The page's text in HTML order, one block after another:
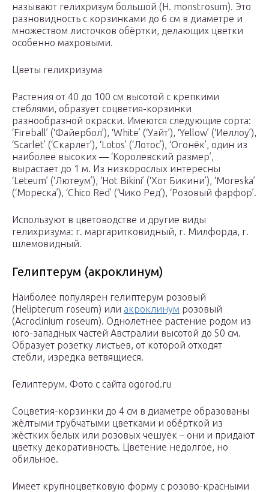
называют гелихризум большой (Н. monstrosum). Это
разновидность с корзинками до 6 см в диаметре и
множеством листочков обёртки, делающих цветки
особенно махровыми.
Цветы гелихризума
Растения от 40 до 100 см высотой с крепкими
стеблями, образует соцветия-корзинки
разнообразной окраски. Имеются следующие сорта:
‘Fireball’ (‘Файербол’), ‘White’ (‘Уайт’), ‘Yellow’ (‘Иеллоу’),
‘Scarlet’ (‘Скарлет’), ‘Lotos’ (‘Лотос’), ‘Огонёк’, один из
наиболее высоких — ‘Королевский размер’,
вырастает до 1 м. Из низкорослых интересны
‘Leteum’ (‘Лютеум’), ‘Hot Bikini’ (‘Хот Бикини’), ‘Moreska’
(‘Мореска’), ‘Chico Red’ (‘Чико Ред’), ‘Розовый фарфор’.
Используют в цветоводстве и другие виды
гелихризума: г. маргаритковидный, г. Милфорда, г.
шлемовидный.
Гелиптерум (акроклинум)
Наиболее популярен гелиптерум розовый
(Нelipterum roseum) или акроклинум розовый
(Acroclinium roseum). Однолетнее растение родом из
юго-западных частей Австралии высотой до 50 см.
Образует розетку листьев, от которой отходят
стебли, изредка ветвящиеся.
Гелиптерум. Фото с сайта ogorod.ru
Соцветия-корзинки до 4 см в диаметре образованы
жёлтыми трубчатыми цветками и обёрткой из
жёстких белых или розовых чешуек – они и придают
цветку декоративность. Цветение недолгое, но
обильное.
Имеет крупноцветковую форму с розово-красными